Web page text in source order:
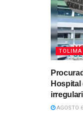
TOLIMA
AGOSTO